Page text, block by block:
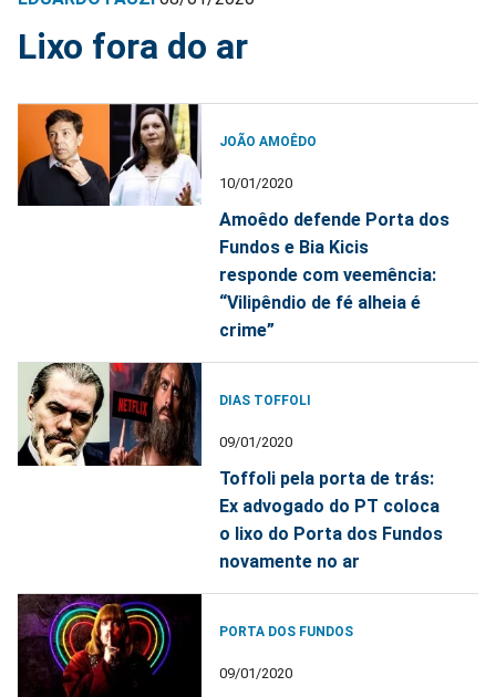
Lixo fora do ar
JOÃO AMOÊDO
10/01/2020
Amoêdo defende Porta dos
Fundos e Bia Kicis
responde com veemência:
“Vilipêndio de fé alheia é
crime”
DIAS TOFFOLI
09/01/2020
Toffoli pela porta de trás:
Ex advogado do PT coloca
o lixo do Porta dos Fundos
novamente no ar
PORTA DOS FUNDOS
09/01/2020